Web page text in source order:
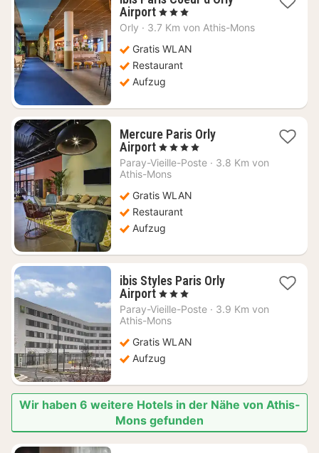
Airport1
Nacht
89,09
€
, 3 Sterne
Orly · 3.7 Km von Athis-Mons
Gratis WLAN
Restaurant
Aufzug
Mercure Paris Orly
Airport1
Nacht
ab
€
, 4 Sterne
Paray-Vieille-Poste · 3.8 Km von
Athis-Mons
Gratis WLAN
Restaurant
Aufzug
ibis Styles Paris Orly
Airport1
Nacht
ab
€
, 3 Sterne
Paray-Vieille-Poste · 3.9 Km von
Athis-Mons
Gratis WLAN
Aufzug
Wir haben 6 weitere Hotels in der Nähe von Athis-
Mons gefunden